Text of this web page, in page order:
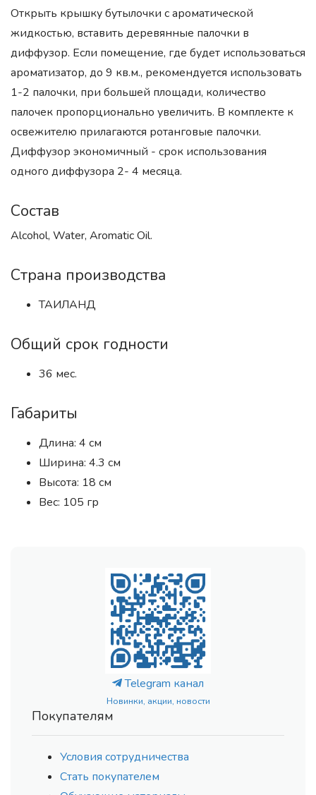
Открыть крышку бутылочки с ароматической
жидкостью, вставить деревянные палочки в
диффузор. Если помещение, где будет использоваться
ароматизатор, до 9 кв.м., рекомендуется использовать
1-2 палочки, при большей площади, количество
палочек пропорционально увеличить. В комплекте к
освежителю прилагаются ротанговые палочки.
Диффузор экономичный - срок использования
одного диффузора 2- 4 месяца.
Состав
Alcohol, Water, Aromatic Oil.
Страна производства
ТАИЛАНД
Общий срок годности
36 мес.
Габариты
Длина: 4 см
Ширина: 4.3 см
Высота: 18 см
Вес: 105 гр
Telegram канал
Новинки, акции, новости
Покупателям
Условия сотрудничества
Стать покупателем